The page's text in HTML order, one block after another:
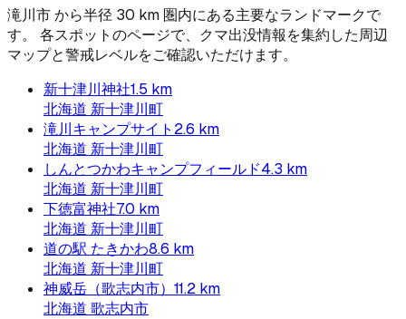
滝川市から半径 30 km 圏内にある主要なランドマークで
す。 各スポットのページで、クマ出没情報を集約した周辺
マップと警戒レベルをご確認いただけます。
新十津川神社1.5 km
北海道 新十津川町
滝川キャンプサイト 2.6 km
北海道 新十津川町
しんとつかわキャンプフィールド4.3 km
北海道 新十津川町
下徳富神社7.0 km
北海道 新十津川町
道の駅 たきかわ8.6 km
北海道 新十津川町
神威岳（歌志内市） 11.2 km
北海道 歌志内市